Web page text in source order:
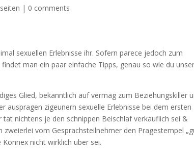
| 0 comments
sexuellen Erlebnisse ihr. Sofern parece jedoch zum
man ein paar einfache Tipps, genau so wie du
Glied, bekanntlich auf vermag zum Beziehungskiller
auspragen zigeunern sexuelle Erlebnisse bei dem ersten
nichtens je den schnippen Beischlaf verkauflich sei &
vom Gesprachsteilnehmer den Pragestempel
nicht wirklich uber sei.